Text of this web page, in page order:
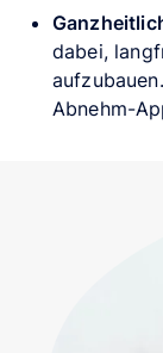
dabei,
Abnehm-